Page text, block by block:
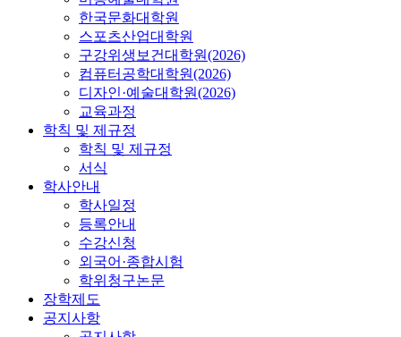
한국문화대학원
스포츠산업대학원
구강위생보건대학원(2026)
컴퓨터공학대학원(2026)
디자인·예술대학원(2026)
교육과정
학칙 및 제규정
학칙 및 제규정
서식
학사안내
학사일정
등록안내
수강신청
외국어·종합시험
학위청구논문
장학제도
공지사항